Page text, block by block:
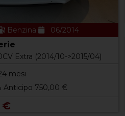
Benzina 06/2014
Extra (2014/10->2015/04)
mesi
Anticipo 750,00 €
€